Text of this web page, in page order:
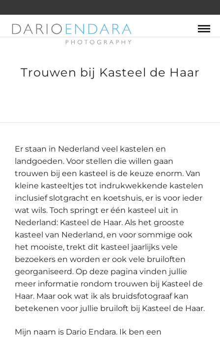
Trouwen bij Kasteel de Haar
Er staan in Nederland veel kastelen en
landgoeden. Voor stellen die willen gaan
trouwen bij een kasteel is de keuze enorm. Van
kleine kasteeltjes tot indrukwekkende kastelen
inclusief slotgracht en koetshuis, er is voor ieder
wat wils. Toch springt er één kasteel uit in
Nederland: Kasteel de Haar. Als het grooste
kasteel van Nederland, en voor sommige ook
het mooiste, trekt dit kasteel jaarlijks vele
bezoekers en worden er ook vele bruiloften
georganiseerd. Op deze pagina vinden jullie
meer informatie rondom trouwen bij Kasteel de
Haar. Maar ook wat ik als bruidsfotograaf kan
betekenen voor jullie bruiloft bij Kasteel de Haar.
Mijn naam is Dario Endara. Ik ben een